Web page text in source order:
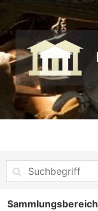
Sammlungsbereich